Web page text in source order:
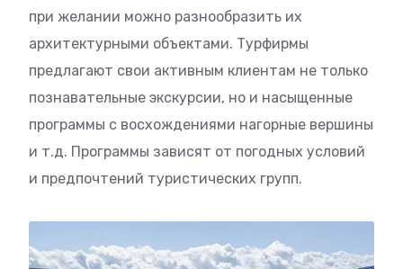
при желании можно разнообразить их
архитектурными объектами. Турфирмы
предлагают свои активным клиентам не только
познавательные экскурсии, но и насыщенные
программы с восхождениями нагорные вершины
и т.д. Программы зависят от погодных условий
и предпочтений туристических групп.